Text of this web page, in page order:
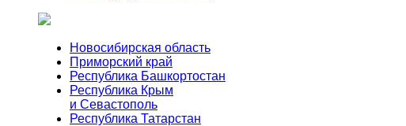
Новосибирская область
Приморский край
Республика Башкортостан
Республика Крым
и Севастополь
Республика Татарстан